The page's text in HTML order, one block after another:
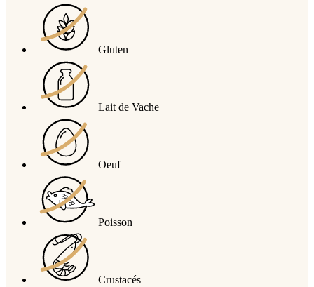
Gluten
Lait de Vache
Oeuf
Poisson
Crustacés